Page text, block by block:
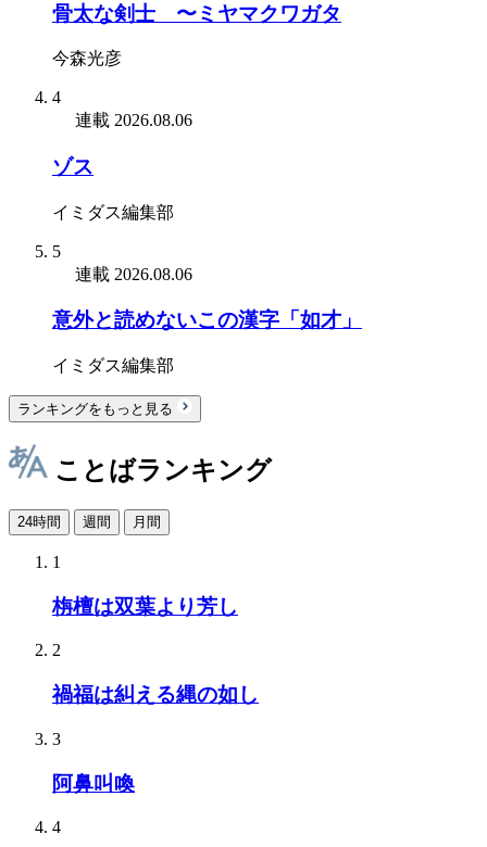
骨太な剣士 〜ミヤマクワガタ
今森光彦
4
連載 2026.08.06
ゾス
イミダス編集部
5
連載 2026.08.06
意外と読めないこの漢字「如才」
イミダス編集部
ランキングをもっと見る
ことばランキング
24時間 週間 月間
1
栴檀は双葉より芳し
2
禍福は糾える縄の如し
3
阿鼻叫喚
4